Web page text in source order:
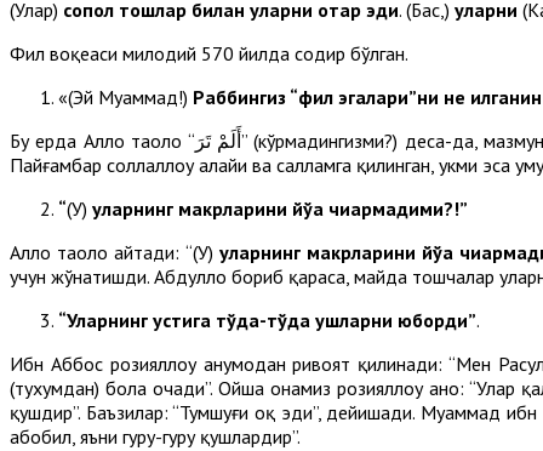
(Улар) сопол тошлар билан уларни отар эди. (Бас,) уларни
Фил воқеаси милодий 570 йилда содир бўлган.
«(Эй Муҳаммад!) Раббингиз “фил эгалари”ни не
Бу ерда Аллоҳ таоло “أَلَمْ تَرَ” (кўрмадингизми?) деса-да, мазмунан “Билмадингизми?” маъноси келган. Ибн Аббос бу жумлани “Эшитмадингизми?” деб тафсир қилган. Хитоб
Пайғамбар соллаллоҳу алайҳи ва салламга қилинган, ҳукми
“(У) уларнинг макрларини йўққа чиқармадими?!”
Аллоҳ таоло айтади: “(У) уларнинг макрларини йўққа
учун жўнатишди. Абдуллоҳ бориб қараса, майда тошчалар
“Уларнинг устига тўда-тўда қушларни юборди”.
Ибн Аббос розияллоҳу анҳумодан ривоят қилинади: “Мен
(тухумдан) бола очади”. Ойша онамиз розияллоҳу анҳо: “Улар
қушдир”. Баъзилар: “Тумшуғи оқ эди”, дейишади. Муҳаммад
абобил, яъни гуруҳ-гуруҳ қушлардир”.